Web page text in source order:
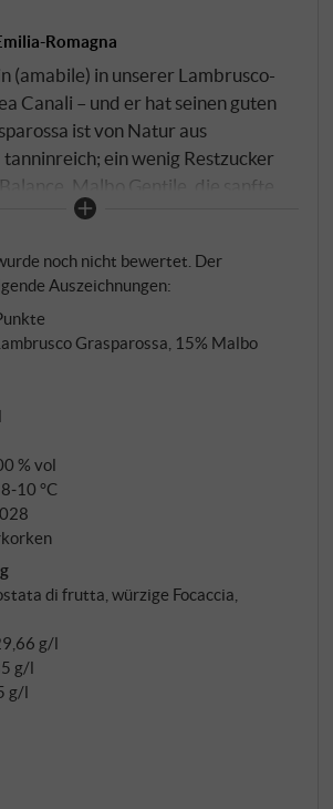
Romagna
(amabile) in unserer Lambrusco-
Canali – und er hat seinen guten
ist von Natur aus
ein wenig Restzucker
Malbo Gentile, die sanfte
Reggios, gibt dem Blend das
im Stahl, Charmat-Verfahren –
noch nicht bewertet. Der
Auszeichnungen:
Grasparossa, 15% Malbo
% vol
°C
di frutta, würzige Focaccia,
g/l
g/l
g/l